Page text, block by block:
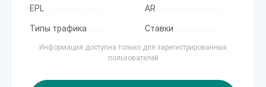
EPL AR
Типы трафика Ставки
Информация доступна только для зарегистрированных
пользователей